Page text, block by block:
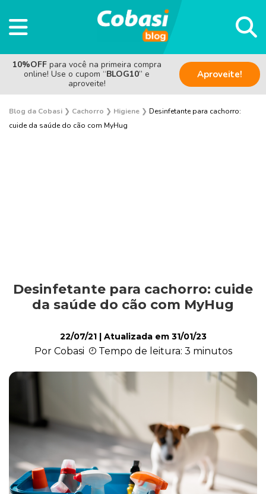
10%OFF para você na primeira compra
online! Use o cupom “BLOG10” e
aproveite!
Aproveite!
Blog da Cobasi ❯ Cachorro ❯ Higiene ❯ Desinfetante para cachorro:
cuide da saúde do cão com MyHug
Comportamento
Curiosidades
Filhote
Higiene
Saúde
Desinfetante para cachorro: cuide
da saúde do cão com MyHug
22/07/21| Atualizada em 31/01/23
Por Cobasi Tempo de leitura: 3 minutos